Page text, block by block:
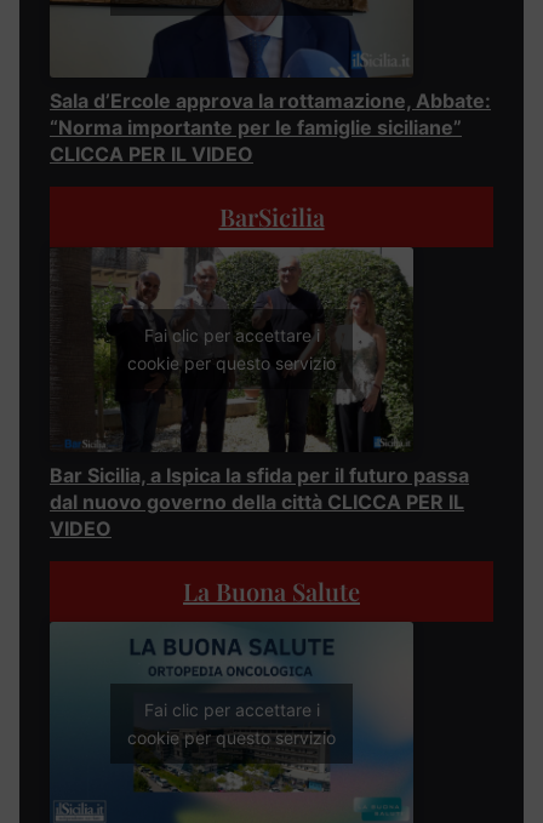
Sala d’Ercole approva la rottamazione, Abbate:
“Norma importante per le famiglie siciliane”
CLICCA PER IL VIDEO
BarSicilia
Fai clic per accettare i
cookie per questo servizio
Bar Sicilia, a Ispica la sfida per il futuro passa
dal nuovo governo della città CLICCA PER IL
VIDEO
La Buona Salute
Fai clic per accettare i
cookie per questo servizio